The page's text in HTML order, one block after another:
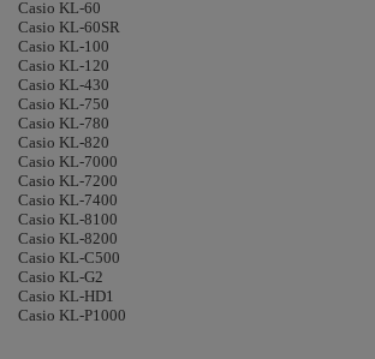
Casio KL-60
Casio KL-60SR
Casio KL-100
Casio KL-120
Casio KL-430
Casio KL-750
Casio KL-780
Casio KL-820
Casio KL-7000
Casio KL-7200
Casio KL-7400
Casio KL-8100
Casio KL-8200
Casio KL-C500
Casio KL-G2
Casio KL-HD1
Casio KL-P1000